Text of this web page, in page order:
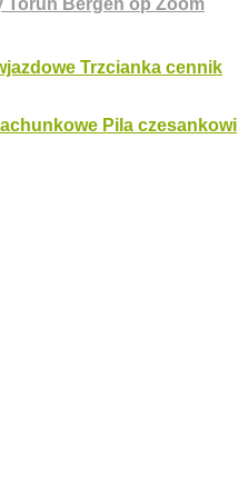
Toruń Bergen op Zoom
Trzcianka cennik
Pila czesankowi